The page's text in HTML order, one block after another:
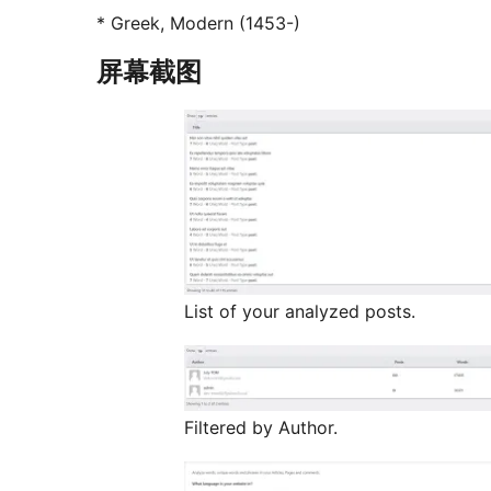
* Greek, Modern (1453-)
屏幕截图
List of your analyzed posts.
Filtered by Author.